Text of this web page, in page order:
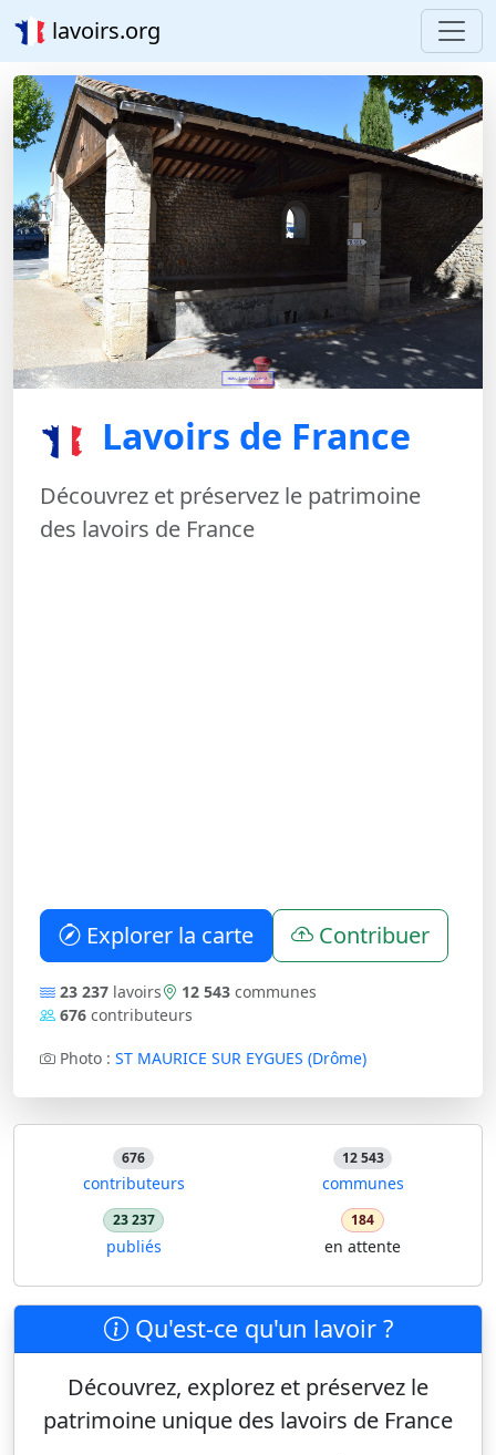
lavoirs.org
Lavoirs de France
Découvrez et préservez le patrimoine
des lavoirs de France
Explorer la carte Contribuer
23 237 lavoirs 12 543 communes
676 contributeurs
Photo : ST MAURICE SUR EYGUES (Drôme)
676
contributeurs
12 543
communes
23 237
publiés
184
en attente
Qu'est-ce qu'un lavoir ?
Découvrez, explorez et préservez le
patrimoine unique des lavoirs de France